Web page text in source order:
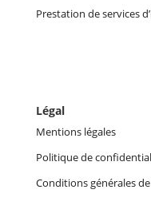
Prestation de services
Légal
Mentions légales
Politique de
Conditions générales